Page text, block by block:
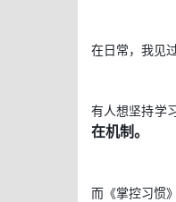
在日常，我见
有人想坚持学
在机制。
而《掌控习惯